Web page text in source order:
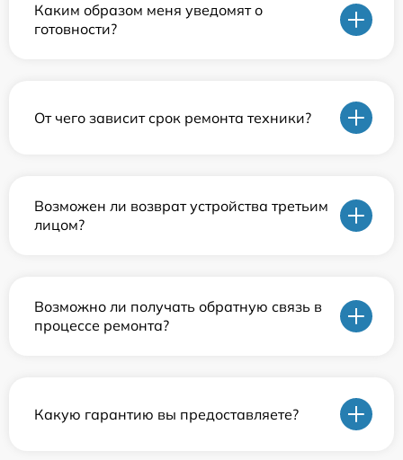
Каким образом меня уведомят о
готовности?
От чего зависит срок ремонта техники?
Возможен ли возврат устройства третьим
лицом?
Возможно ли получать обратную связь в
процессе ремонта?
Какую гарантию вы предоставляете?